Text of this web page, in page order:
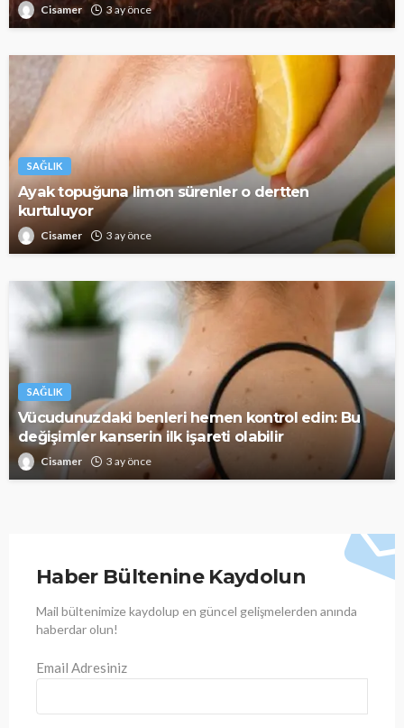
Cisamer 3 ay önce
SAĞLIK
Ayak topuğuna limon sürenler o dertten
kurtuluyor
Cisamer 3 ay önce
SAĞLIK
Vücudunuzdaki benleri hemen kontrol edin: Bu
değişimler kanserin ilk işareti olabilir
Cisamer 3 ay önce
Haber Bültenine Kaydolun
Mail bültenimize kaydolup en güncel gelişmelerden anında
haberdar olun!
Email Adresiniz